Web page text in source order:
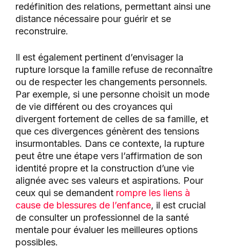
redéfinition des relations, permettant ainsi une
distance nécessaire pour guérir et se
reconstruire.
Il est également pertinent d’envisager la
rupture lorsque la famille refuse de reconnaître
ou de respecter les changements personnels.
Par exemple, si une personne choisit un mode
de vie différent ou des croyances qui
divergent fortement de celles de sa famille, et
que ces divergences génèrent des tensions
insurmontables. Dans ce contexte, la rupture
peut être une étape vers l’affirmation de son
identité propre et la construction d’une vie
alignée avec ses valeurs et aspirations. Pour
ceux qui se demandent rompre les liens à
cause de blessures de l’enfance, il est crucial
de consulter un professionnel de la santé
mentale pour évaluer les meilleures options
possibles.